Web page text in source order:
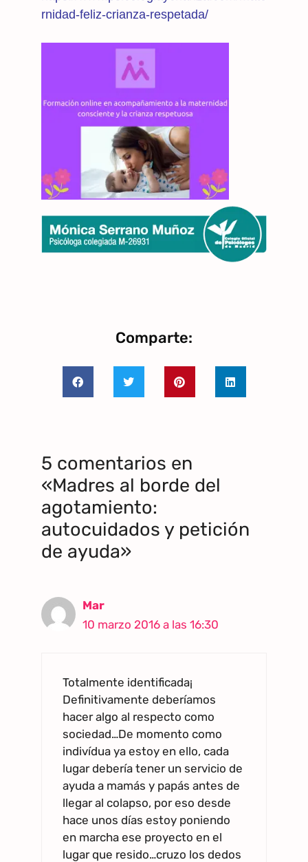
rnidad-feliz-crianza-respetada/
Comparte:
5 comentarios en
«Madres al borde del
agotamiento:
autocuidados y petición
de ayuda»
Mar
10 marzo 2016 a las 16:30
Totalmente identificada¡
Definitivamente deberíamos
hacer algo al respecto como
sociedad…De momento como
indivídua ya estoy en ello, cada
lugar debería tener un servicio de
ayuda a mamás y papás antes de
llegar al colapso, por eso desde
hace unos días estoy poniendo
en marcha ese proyecto en el
lugar que resido…cruzo los dedos